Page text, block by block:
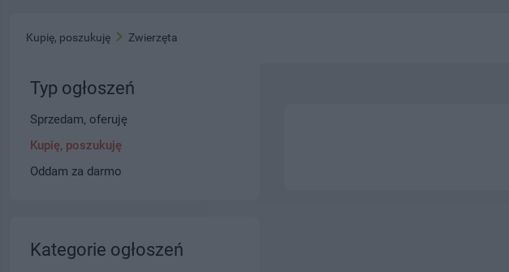
Kupię, poszukuję Zwierzęta
Typ ogłoszeń
Sprzedam, oferuję
Kupię, poszukuję
Oddam za darmo
Kategorie ogłoszeń